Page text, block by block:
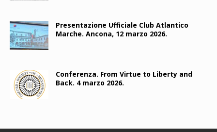
Presentazione Ufficiale Club Atlantico
Marche. Ancona, 12 marzo 2026.
Conferenza. From Virtue to Liberty and
Back. 4 marzo 2026.